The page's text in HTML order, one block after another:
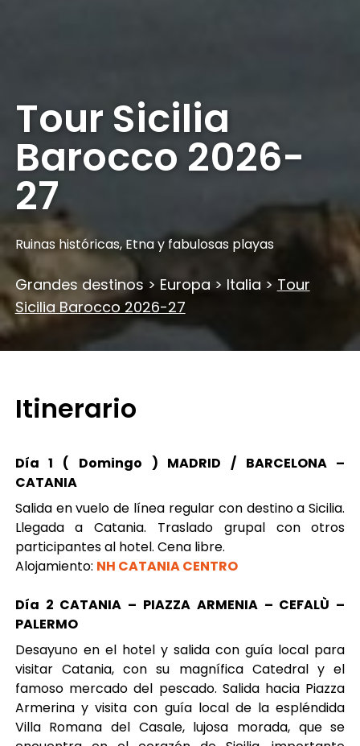
Tour Sicilia
Barocco 2026-
27
Ruinas históricas, Etna y fabulosas playas
Grandes destinos > Europa > Italia > Tour
Sicilia Barocco 2026-27
Itinerario
Día 1 ( Domingo ) MADRID / BARCELONA –
CATANIA
Salida en vuelo de línea regular con destino a Sicilia.
Llegada a Catania. Traslado grupal con otros
participantes al hotel. Cena libre.
Alojamiento: NH CATANIA CENTRO
Día 2 CATANIA – PIAZZA ARMENIA – CEFALÙ –
PALERMO
Desayuno en el hotel y salida con guía local para
visitar Catania, con su magnífica Catedral y el
famoso mercado del pescado. Salida hacia Piazza
Armerina y visita con guía local de la espléndida
Villa Romana del Casale, lujosa morada, que se